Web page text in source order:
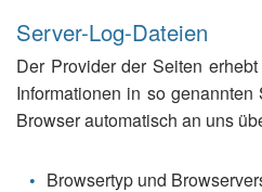
Server-Log-Dateien
Der Provider der Seiten
Informationen in so
Browser automatisch an uns
Browsertyp und